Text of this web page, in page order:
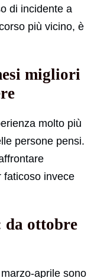
di incidente a
più vicino, è
migliori
molto più
persone pensi.
faticoso invece
da ottobre
aprile sono